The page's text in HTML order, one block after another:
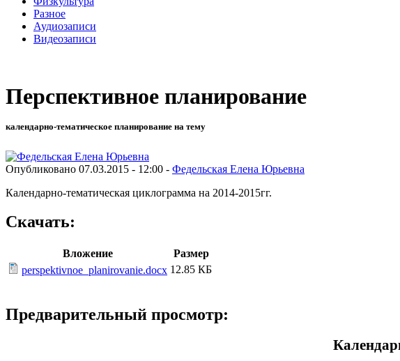
Разное
Аудиозаписи
Видеозаписи
Перспективное планирование
календарно-тематическое планирование на тему
Опубликовано 07.03.2015 - 12:00 - Федельская Елена Юрьевна
Календарно-тематическая циклограмма на 2014-2015гг.
Скачать:
Вложение
Размер
perspektivnoe_planirovanie.docx 12.85 КБ
Предварительный просмотр: